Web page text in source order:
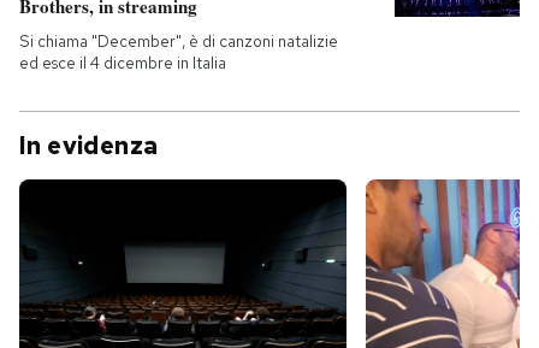
Brothers, in streaming
Si chiama "December", è di canzoni natalizie
ed esce il 4 dicembre in Italia
In evidenza